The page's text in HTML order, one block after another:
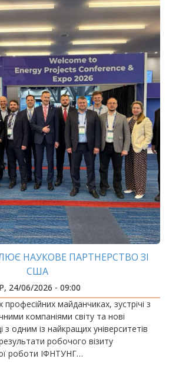
НАУКОВЕ ПАРТНЕРСТВО ЗІ
США
24/06/2026 - 09:00
майданчиках, зустрічі з
компаніями світу та нові
з одним із найкращих університетів
робочого візиту
роботи ІФНТУНГ…